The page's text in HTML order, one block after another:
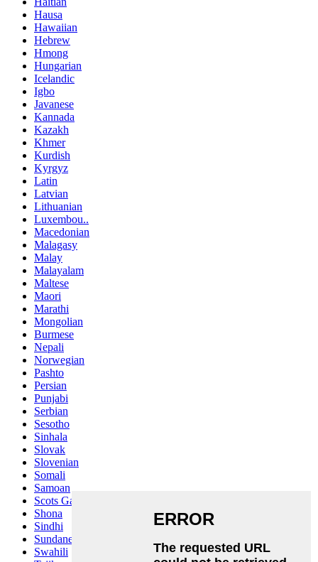
Hausa
Hawaiian
Hebrew
Hmong
Hungarian
Icelandic
Igbo
Javanese
Kannada
Kazakh
Khmer
Kurdish
Kyrgyz
Latin
Latvian
Lithuanian
Luxembou..
Macedonian
Malagasy
Malay
Malayalam
Maltese
Maori
Marathi
Mongolian
Burmese
Nepali
Norwegian
Pashto
Persian
Punjabi
Serbian
Sesotho
Sinhala
Slovak
Slovenian
Somali
Samoan
Scots Gaelic
Shona
Sindhi
Sundanese
Swahili